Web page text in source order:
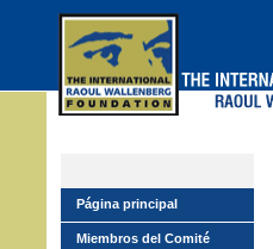
Página principal
Miembros del Comité